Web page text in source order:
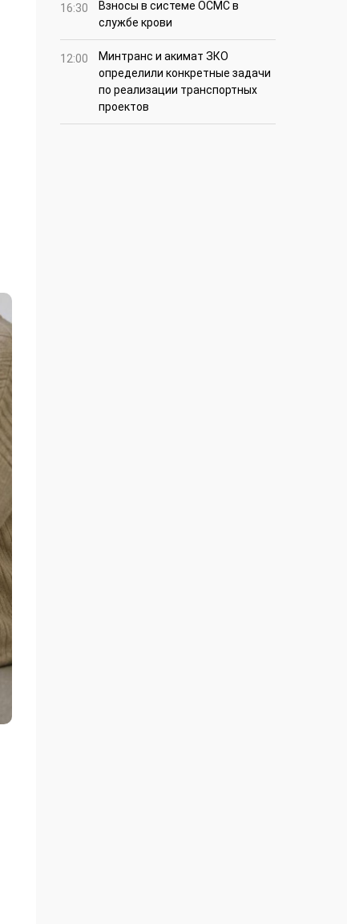
16:30
Взносы в системе ОСМС в
службе крови
12:00
Минтранс и акимат ЗКО
определили конкретные задачи
по реализации транспортных
проектов